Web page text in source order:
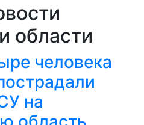
области
человека
на